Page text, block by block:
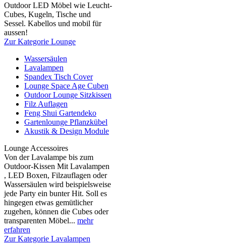
Outdoor LED Möbel wie Leucht-
Cubes, Kugeln, Tische und
Sessel. Kabellos und mobil für
aussen!
Zur Kategorie Lounge
Wassersäulen
Lavalampen
Spandex Tisch Cover
Lounge Space Age Cuben
Outdoor Lounge Sitzkissen
Filz Auflagen
Feng Shui Gartendeko
Gartenlounge Pflanzkübel
Akustik & Design Module
Lounge Accessoires
Von der Lavalampe bis zum
Outdoor-Kissen Mit Lavalampen
, LED Boxen, Filzauflagen oder
Wassersäulen wird beispielsweise
jede Party ein bunter Hit. Soll es
hingegen etwas gemütlicher
zugehen, können die Cubes oder
transparenten Möbel... mehr
erfahren
Zur Kategorie Lavalampen